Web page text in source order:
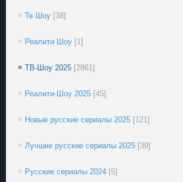
Тв Шоу [38]
Реалити Шоу [1]
ТВ-Шоу 2025 [2861]
Реалити-Шоу 2025 [45]
Новые русские сериалы 2025 [121]
Лучшие русские сериалы 2025 [39]
Русские сериалы 2024 [5]